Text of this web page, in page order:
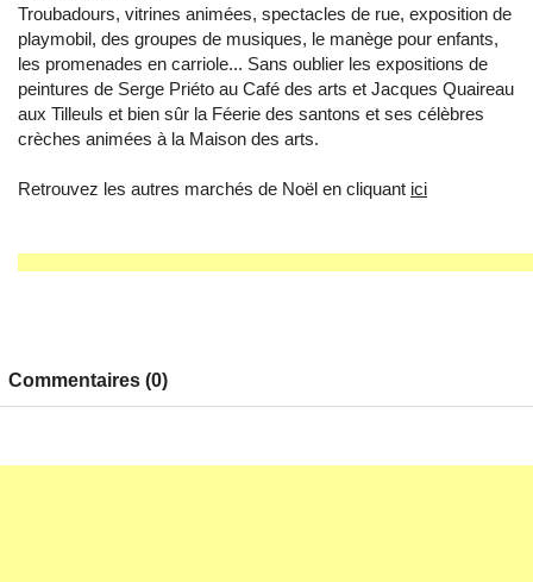
Troubadours, vitrines animées, spectacles de rue, exposition de
playmobil, des groupes de musiques, le manège pour enfants,
les promenades en carriole... Sans oublier les expositions de
peintures de Serge Priéto au Café des arts et Jacques Quaireau
aux Tilleuls et bien sûr la Féerie des santons et ses célèbres
crèches animées à la Maison des arts.
Retrouvez les autres marchés de Noël en cliquant ici
Commentaires (0)